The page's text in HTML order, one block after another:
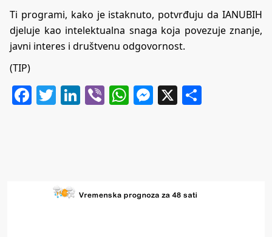
Ti programi, kako je istaknuto, potvrđuju da IANUBIH
djeluje kao intelektualna snaga koja povezuje znanje,
javni interes i društvenu odgovornost.
(TIP)
Facebook
Twitter
LinkedIn
ViberWhatsApp
Messenger
X